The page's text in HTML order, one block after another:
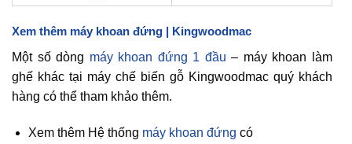
Xem thêm máy khoan đứng | Kingwoodmac
Một số dòng máy khoan đứng 1 đầu – máy khoan làm
ghế khác tại máy chế biến gỗ Kingwoodmac quý khách
hàng có thể tham khảo thêm.
Xem thêm Hệ thống máy khoan đứng có